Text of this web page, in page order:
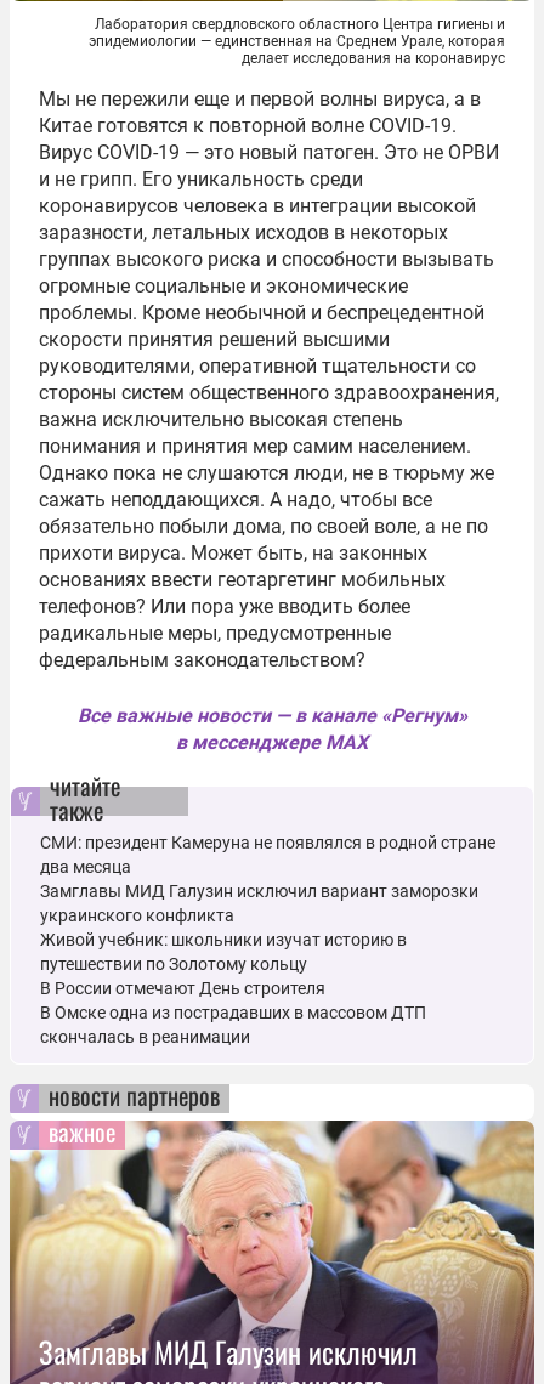
Лаборатория свердловского областного Центра гигиены и
эпидемиологии — единственная на Среднем Урале, которая
делает исследования на коронавирус
Мы не пережили еще и первой волны вируса, а в
Китае готовятся к повторной волне COVID-19.
Вирус COVID-19 — это новый патоген. Это не ОРВИ
и не грипп. Его уникальность среди
коронавирусов человека в интеграции высокой
заразности, летальных исходов в некоторых
группах высокого риска и способности вызывать
огромные социальные и экономические
проблемы. Кроме необычной и беспрецедентной
скорости принятия решений высшими
руководителями, оперативной тщательности со
стороны систем общественного здравоохранения,
важна исключительно высокая степень
понимания и принятия мер самим населением.
Однако пока не слушаются люди, не в тюрьму же
сажать неподдающихся. А надо, чтобы все
обязательно побыли дома, по своей воле, а не по
прихоти вируса. Может быть, на законных
основаниях ввести геотаргетинг мобильных
телефонов? Или пора уже вводить более
радикальные меры, предусмотренные
федеральным законодательством?
Все важные новости — в канале «Регнум»
в мессенджере MAX
читайте
также
СМИ: президент Камеруна не появлялся в родной стране
два месяца
Замглавы МИД Галузин исключил вариант заморозки
украинского конфликта
Живой учебник: школьники изучат историю в
путешествии по Золотому кольцу
В России отмечают День строителя
В Омске одна из пострадавших в массовом ДТП
скончалась в реанимации
новости партнеров
важное
Замглавы МИД Галузин исключил